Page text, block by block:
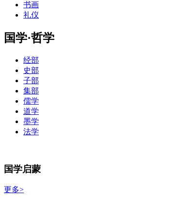
书画
礼仪
国学·哲学
经部
史部
子部
集部
儒学
道学
墨学
法学
国学启蒙
更多>